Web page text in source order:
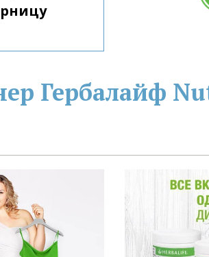
Гербалайф, перейдите на старницу
Гербалайф